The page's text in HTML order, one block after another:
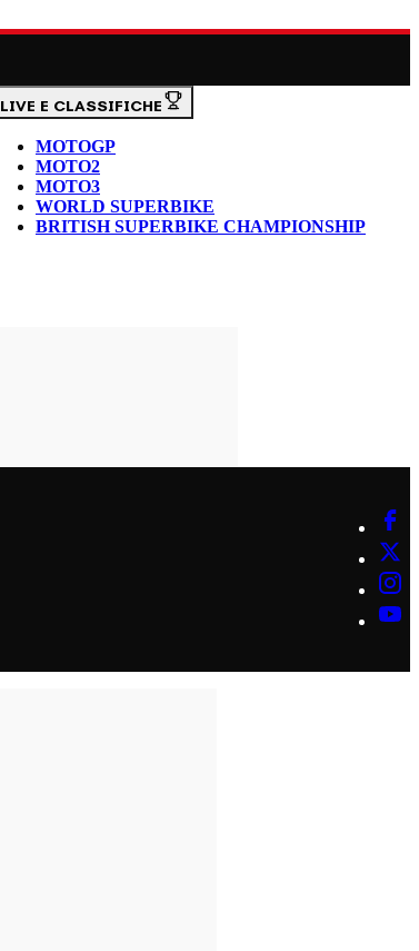
LIVE E CLASSIFICHE
MOTOGP
MOTO2
MOTO3
WORLD SUPERBIKE
BRITISH SUPERBIKE CHAMPIONSHIP